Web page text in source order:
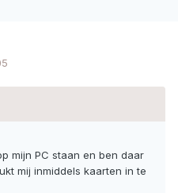
mijn PC staan en ben daar
mij inmiddels kaarten in te